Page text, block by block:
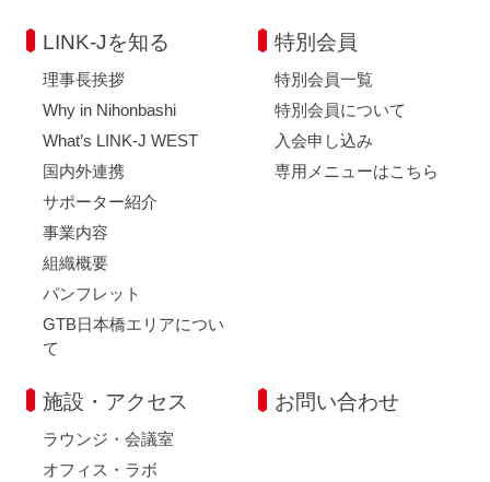
LINK-Jを知る
理事長挨拶
Why in Nihonbashi
What’s LINK-J WEST
国内外連携
サポーター紹介
事業内容
組織概要
パンフレット
GTB日本橋エリアについ
て
特別会員
特別会員一覧
特別会員について
入会申し込み
専用メニューはこちら
施設・アクセス
ラウンジ・会議室
オフィス・ラボ
お問い合わせ